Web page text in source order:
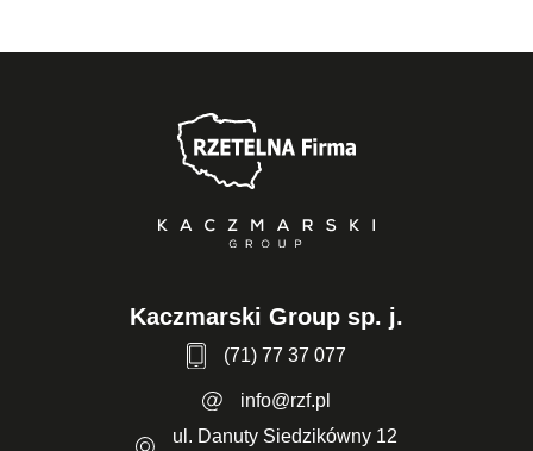
Kaczmarski Group sp. j.
(71) 77 37 077
info@rzf.pl
ul. Danuty Siedzikówny 12